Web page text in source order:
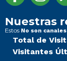
Nuestras
Estos No son
Total de
Visitantes